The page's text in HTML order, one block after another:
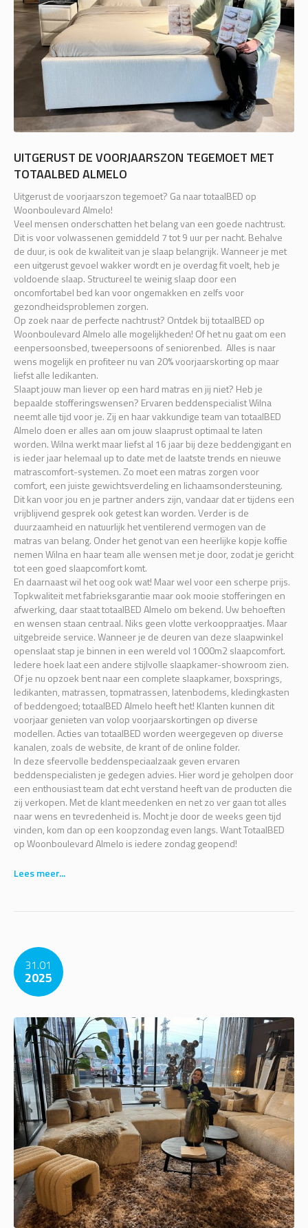
UITGERUST DE VOORJAARSZON TEGEMOET MET
TOTAALBED ALMELO
Uitgerust de voorjaarszon tegemoet? Ga naar totaalBED op
Woonboulevard Almelo!
Veel mensen onderschatten het belang van een goede nachtrust.
Dit is voor volwassenen gemiddeld 7 tot 9 uur per nacht. Behalve
de duur, is ook de kwaliteit van je slaap belangrijk. Wanneer je met
een uitgerust gevoel wakker wordt en je overdag fit voelt, heb je
voldoende slaap. Structureel te weinig slaap door een
oncomfortabel bed kan voor ongemakken en zelfs voor
gezondheidsproblemen zorgen.
Op zoek naar de perfecte nachtrust? Ontdek bij totaalBED op
Woonboulevard Almelo alle mogelijkheden! Of het nu gaat om een
eenpersoonsbed, tweepersoons of seniorenbed. Alles is naar
wens mogelijk en profiteer nu van 20% voorjaarskorting op maar
liefst alle ledikanten.
Slaapt jouw man liever op een hard matras en jij niet? Heb je
bepaalde stofferingswensen? Ervaren beddenspecialist Wilna
neemt alle tijd voor je. Zij en haar vakkundige team van totaalBED
Almelo doen er alles aan om jouw slaaprust optimaal te laten
worden. Wilna werkt maar liefst al 16 jaar bij deze beddengigant en
is ieder jaar helemaal up to date met de laatste trends en nieuwe
matrascomfort-systemen. Zo moet een matras zorgen voor
comfort, een juiste gewichtsverdeling en lichaamsondersteuning.
Dit kan voor jou en je partner anders zijn, vandaar dat er tijdens een
vrijblijvend gesprek ook getest kan worden. Verder is de
duurzaamheid en natuurlijk het ventilerend vermogen van de
matras van belang. Onder het genot van een heerlijke kopje koffie
nemen Wilna en haar team alle wensen met je door, zodat je gericht
tot een goed slaapcomfort komt.
En daarnaast wil het oog ook wat! Maar wel voor een scherpe prijs.
Topkwaliteit met fabrieksgarantie maar ook mooie stofferingen en
afwerking, daar staat totaalBED Almelo om bekend. Uw behoeften
en wensen staan centraal. Niks geen vlotte verkooppraatjes. Maar
uitgebreide service. Wanneer je de deuren van deze slaapwinkel
openslaat stap je binnen in een wereld vol 1000m2 slaapcomfort.
Iedere hoek laat een andere stijlvolle slaapkamer-showroom zien.
Of je nu opzoek bent naar een complete slaapkamer, boxsprings,
ledikanten, matrassen, topmatrassen, latenbodems, kledingkasten
of beddengoed; totaalBED Almelo heeft het! Klanten kunnen dit
voorjaar genieten van volop voorjaarskortingen op diverse
modellen. Acties van totaalBED worden weergegeven op diverse
kanalen, zoals de website, de krant of de online folder.
In deze sfeervolle beddenspeciaalzaak geven ervaren
beddenspecialisten je gedegen advies. Hier word je geholpen door
een enthousiast team dat echt verstand heeft van de producten die
zij verkopen. Met de klant meedenken en net zo ver gaan tot alles
naar wens en tevredenheid is. Mocht je door de weeks geen tijd
vinden, kom dan op een koopzondag even langs. Want TotaalBED
op Woonboulevard Almelo is iedere zondag geopend!
Lees meer...
31.01
2025